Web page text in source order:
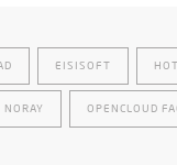
EISISOFT
NORAY OPENCLOUD